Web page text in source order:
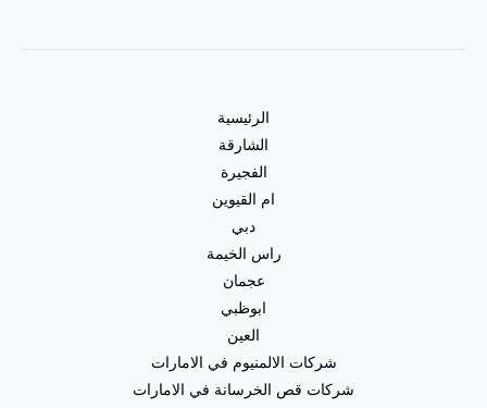
الرئيسية
الشارقة
الفجيرة
ام القيوين
دبي
راس الخيمة
عجمان
ابوظبي
العين
شركات الالمنيوم في الامارات
شركات قص الخرسانة في الامارات